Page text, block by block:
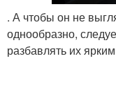
. А чтобы он не
однообразно,
разбавлять их